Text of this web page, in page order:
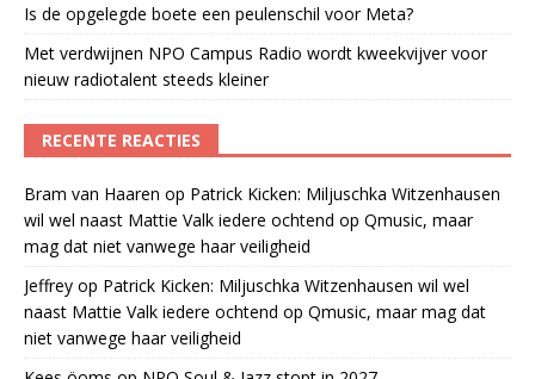
Is de opgelegde boete een peulenschil voor Meta?
Met verdwijnen NPO Campus Radio wordt kweekvijver voor
nieuw radiotalent steeds kleiner
RECENTE REACTIES
Bram van Haaren op Patrick Kicken: Miljuschka Witzenhausen
wil wel naast Mattie Valk iedere ochtend op Qmusic, maar
mag dat niet vanwege haar veiligheid
Jeffrey op Patrick Kicken: Miljuschka Witzenhausen wil wel
naast Mattie Valk iedere ochtend op Qmusic, maar mag dat
niet vanwege haar veiligheid